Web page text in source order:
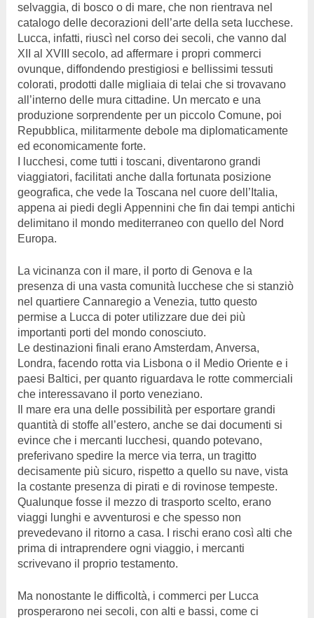
selvaggia, di bosco o di mare, che non rientrava nel
catalogo delle decorazioni dell’arte della seta lucchese.
Lucca, infatti, riuscì nel corso dei secoli, che vanno dal
XII al XVIII secolo, ad affermare i propri commerci
ovunque, diffondendo prestigiosi e bellissimi tessuti
colorati, prodotti dalle migliaia di telai che si trovavano
all’interno delle mura cittadine. Un mercato e una
produzione sorprendente per un piccolo Comune, poi
Repubblica, militarmente debole ma diplomaticamente
ed economicamente forte.
I lucchesi, come tutti i toscani, diventarono grandi
viaggiatori, facilitati anche dalla fortunata posizione
geografica, che vede la Toscana nel cuore dell’Italia,
appena ai piedi degli Appennini che fin dai tempi antichi
delimitano il mondo mediterraneo con quello del Nord
Europa.
La vicinanza con il mare, il porto di Genova e la
presenza di una vasta comunità lucchese che si stanziò
nel quartiere Cannaregio a Venezia, tutto questo
permise a Lucca di poter utilizzare due dei più
importanti porti del mondo conosciuto.
Le destinazioni finali erano Amsterdam, Anversa,
Londra, facendo rotta via Lisbona o il Medio Oriente e i
paesi Baltici, per quanto riguardava le rotte commerciali
che interessavano il porto veneziano.
Il mare era una delle possibilità per esportare grandi
quantità di stoffe all’estero, anche se dai documenti si
evince che i mercanti lucchesi, quando potevano,
preferivano spedire la merce via terra, un tragitto
decisamente più sicuro, rispetto a quello su nave, vista
la costante presenza di pirati e di rovinose tempeste.
Qualunque fosse il mezzo di trasporto scelto, erano
viaggi lunghi e avventurosi e che spesso non
prevedevano il ritorno a casa. I rischi erano così alti che
prima di intraprendere ogni viaggio, i mercanti
scrivevano il proprio testamento.
Ma nonostante le difficoltà, i commerci per Lucca
prosperarono nei secoli, con alti e bassi, come ci